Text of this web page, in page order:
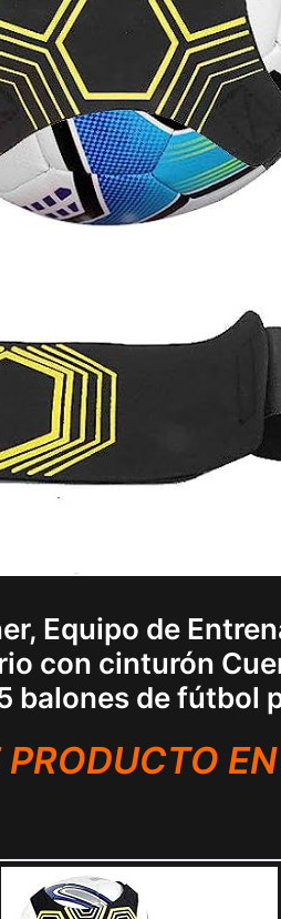
Equipo de
con cinturón
balones de fútbol
PRODUCTO